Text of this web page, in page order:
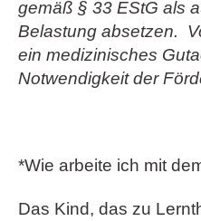
gemäß § 33 EStG als
Belastung absetzen.
ein medizinisches
Notwendigkeit der
*Wie arbeite ich mit
Das Kind, das zu